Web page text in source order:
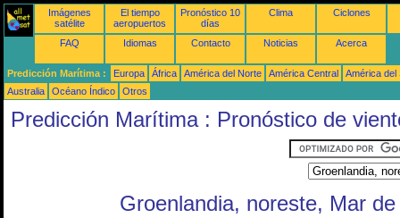
Imágenes
satélite
El tiempo
aeropuertos
Pronóstico 10
días
Clima Ciclones
FAQ Idiomas Contacto Noticias Acerca
Predicción Marítima : Europa África América del Norte América Central
América del
Australia
Océano Índico Otros
Predicción Marítima : Pronóstico de
Groenlandia, noreste, Mar